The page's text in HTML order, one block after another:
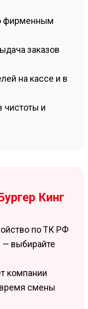
фирменным
заказов
на кассе и в
чистоты и
Кинг
по ТК РФ
выбирайте
компании
время смены